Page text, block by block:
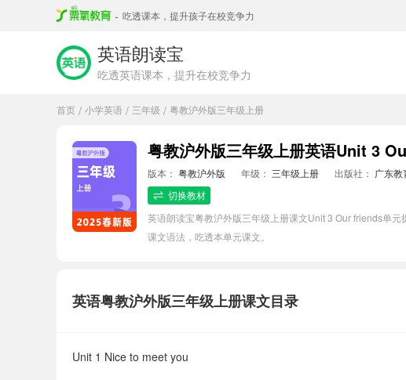
- 吃透课本，提升孩子在校竞争力
英语朗读宝
吃透英语课本，提升在校竞争力
首页 / 小学英语 / 三年级 / 粤教沪外版三年级上册
粤教沪外版三年级上册英语Unit 3
版本： 粤教沪外版 年级： 三年级上册 出版社： 广东教
切换教材
英语朗读宝粤教沪外版三年级上册课文Unit 3 Our friends单
课文语法，吃透本单元课文。
英语粤教沪外版三年级上册课文目录
Unit 1 Nice to meet you